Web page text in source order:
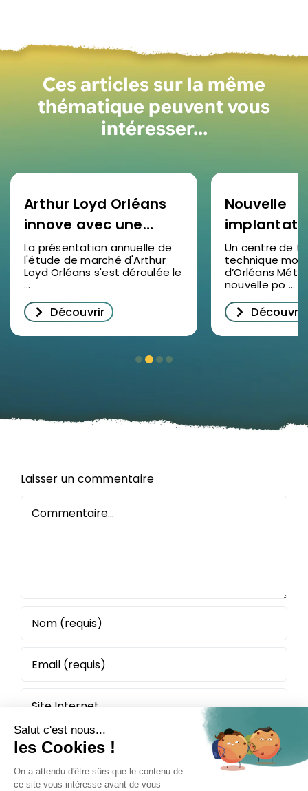
Ces articles sur la même
thématique peuvent vous
intéresser…
Arthur Loyd Orléans
innove avec une
étude de marché
2025 en vidéo : un
succès pour
décrypter
l’immobilier
La présentation annuelle de
l'étude de marché d'Arthur
Loyd Orléans s'est déroulée le
...
Découvrir
Nouvelle
SOCOTEC
à Ormes :
pour la
le Loiret
Un centre de
technique
d’Orléans
nouvelle po ...
Découvrir
Laisser un commentaire